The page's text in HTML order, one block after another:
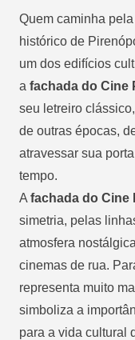
Quem caminha pela
histórico de
um dos edifícios
a fachada do Cine
seu letreiro
de outras épocas,
atravessar sua
tempo.
A fachada do Cine
simetria, pelas
atmosfera
cinemas de rua.
representa muito
simboliza a
para a vida cultural